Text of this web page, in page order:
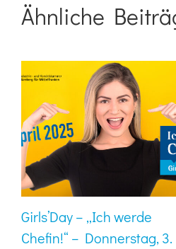
Ähnliche
Girls’Day – „Ich werde
Chefin!“ – Donnerstag, 3.